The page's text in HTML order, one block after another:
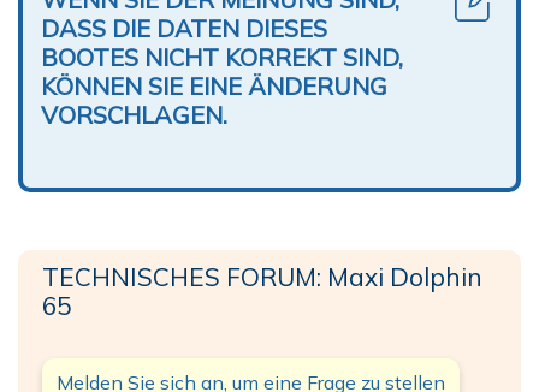
DASS DIE DATEN DIESES
BOOTES NICHT KORREKT SIND,
KÖNNEN SIE EINE ÄNDERUNG
VORSCHLAGEN.
TECHNISCHES FORUM: Maxi Dolphin
65
Melden Sie sich an, um eine Frage zu stellen